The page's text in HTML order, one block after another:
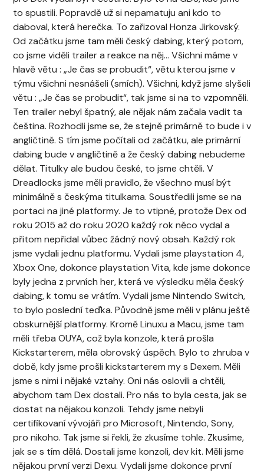
to spustili. Popravdě už si nepamatuju ani kdo to
daboval, která herečka. To zařizoval Honza Jirkovský.
Od začátku jsme tam měli český dabing, který potom,
co jsme viděli trailer a reakce na něj… Všichni máme v
hlavě větu : „Je čas se probudit“, větu kterou jsme v
týmu všichni nesnášeli (smích). Všichni, když jsme slyšeli
větu : „Je čas se probudit“, tak jsme si na to vzpomněli.
Ten trailer nebyl špatný, ale nějak nám začala vadit ta
čeština. Rozhodli jsme se, že stejně primárně to bude i v
angličtině. S tím jsme počítali od začátku, ale primární
dabing bude v angličtině a že český dabing nebudeme
dělat. Titulky ale budou české, to jsme chtěli. V
Dreadlocks jsme měli pravidlo, že všechno musí být
minimálně s českýma titulkama. Soustředili jsme se na
portaci na jiné platformy. Je to vtipné, protože Dex od
roku 2015 až do roku 2020 každý rok něco vydal a
přitom nepřidal vůbec žádný nový obsah. Každý rok
jsme vydali jednu platformu. Vydali jsme playstation 4,
Xbox One, dokonce playstation Vita, kde jsme dokonce
byly jedna z prvních her, která ve výsledku měla český
dabing, k tomu se vrátím. Vydali jsme Nintendo Switch,
to bylo poslední teďka. Původně jsme měli v plánu ještě
obskurnější platformy. Kromě Linuxu a Macu, jsme tam
měli třeba OUYA, což byla konzole, která prošla
Kickstarterem, měla obrovský úspěch. Bylo to zhruba v
době, kdy jsme prošli kickstarterem my s Dexem. Měli
jsme s nimi i nějaké vztahy. Oni nás oslovili a chtěli,
abychom tam Dex dostali. Pro nás to byla cesta, jak se
dostat na nějakou konzoli. Tehdy jsme nebyli
certifikovaní vývojáři pro Microsoft, Nintendo, Sony,
pro nikoho. Tak jsme si řekli, že zkusíme tohle. Zkusíme,
jak se s tím dělá. Dostali jsme konzoli, dev kit. Měli jsme
nějakou první verzi Dexu. Vydali jsme dokonce první